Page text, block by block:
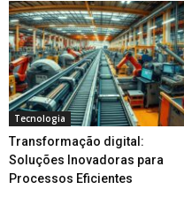
Tecnologia
Transformação digital:
Soluções Inovadoras para
Processos Eficientes